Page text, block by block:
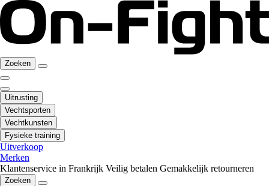
Zoeken
Uitrusting
Vechtsporten
Vechtkunsten
Fysieke training
Uitverkoop
Merken
Klantenservice in Frankrijk Veilig betalen Gemakkelijk retourneren
Zoeken